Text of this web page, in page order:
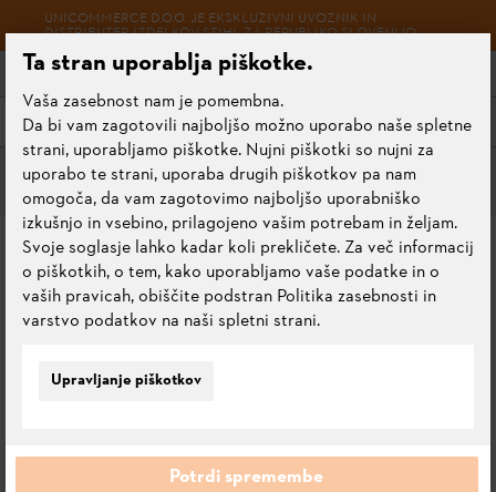
UNICOMMERCE D.O.O. JE EKSKLUZIVNI UVOZNIK IN
DISTRIBUTER IZDELKOV STIHL ZA REPUBLIKO SLOVENIJO.
Meni
ADVENTNI KOLEDAR
"WOOD"
Upravljanje piškotkov
Ta stran uporablja piškotke.
Vaša zasebnost nam je pomembna.
Da bi vam zagotovili najboljšo možno uporabo naše spletne
strani, uporabljamo piškotke. Nujni piškotki so nujni za
uporabo te strani, uporaba drugih piškotkov pa nam
omogoča, da vam zagotovimo najboljšo uporabniško
izkušnjo in vsebino, prilagojeno vašim potrebam in željam.
Svoje soglasje lahko kadar koli prekličete. Za več informacij
o piškotkih, o tem, kako uporabljamo vaše podatke in o
vaših pravicah, obiščite podstran Politika zasebnosti in
varstvo podatkov na naši spletni strani.
Potrdi spremembe